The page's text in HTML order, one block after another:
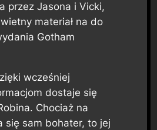
przez Jasona i Vicki,
materiał na do
Gotham
wcześniej
dostaje się
Chociaż na
się sam bohater, to jej